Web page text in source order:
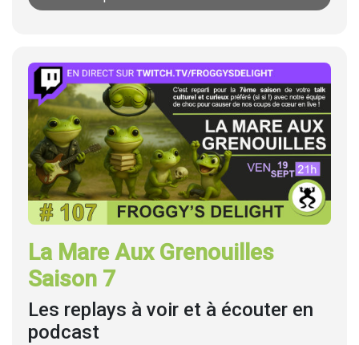
La Mare Aux Grenouilles
Saison 7
Les replays à voir et à écouter en
podcast